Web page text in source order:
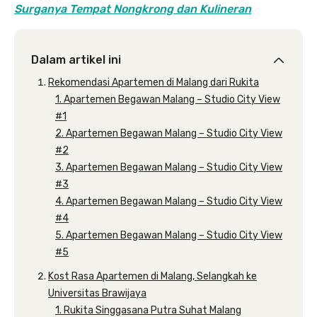
Surganya Tempat Nongkrong dan Kulineran
Dalam artikel ini
Rekomendasi Apartemen di Malang dari Rukita
1. Apartemen Begawan Malang – Studio City View
#1
2. Apartemen Begawan Malang – Studio City View
#2
3. Apartemen Begawan Malang – Studio City View
#3
4. Apartemen Begawan Malang – Studio City View
#4
5. Apartemen Begawan Malang – Studio City View
#5
Kost Rasa Apartemen di Malang, Selangkah ke
Universitas Brawijaya
1. Rukita Singgasana Putra Suhat Malang